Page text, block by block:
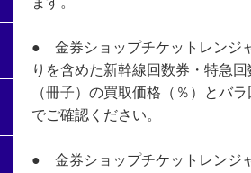
● 金券ショップチケットレンジ
りを含めた新幹線回数券・特急
（冊子）の買取価格（％）とバ
でご確認ください。
● 金券ショップチケットレンジ